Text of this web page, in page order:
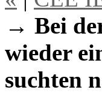
→ Bei
wieder
suchten